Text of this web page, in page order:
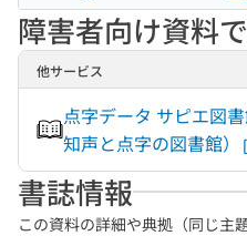
障害者向け資料
他サービス
点字データ サピエ図
知声と点字の図書館）
書誌情報
この資料の詳細や典拠（同じ主